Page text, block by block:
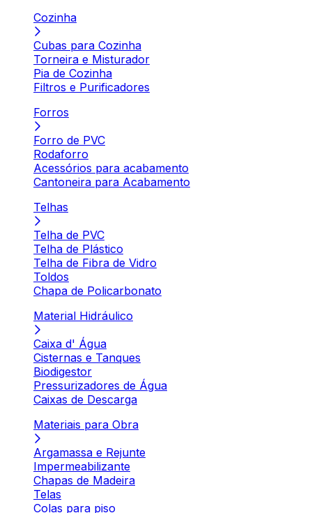
Cozinha
Cubas para Cozinha
Torneira e Misturador
Pia de Cozinha
Filtros e Purificadores
Forros
Forro de PVC
Rodaforro
Acessórios para acabamento
Cantoneira para Acabamento
Telhas
Telha de PVC
Telha de Plástico
Telha de Fibra de Vidro
Toldos
Chapa de Policarbonato
Material Hidráulico
Caixa d' Água
Cisternas e Tanques
Biodigestor
Pressurizadores de Água
Caixas de Descarga
Materiais para Obra
Argamassa e Rejunte
Impermeabilizante
Chapas de Madeira
Telas
Colas para piso